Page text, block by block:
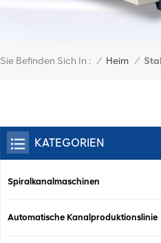
Sie Befinden Sich In : / Heim /
KATEGORIEN
Spiralkanalmaschinen
Automatische Kanalproduktionslinie